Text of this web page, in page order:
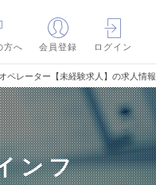
方へ 会員登録 ログイン
ペレーター【未経験求人】の求人情報
ンフ